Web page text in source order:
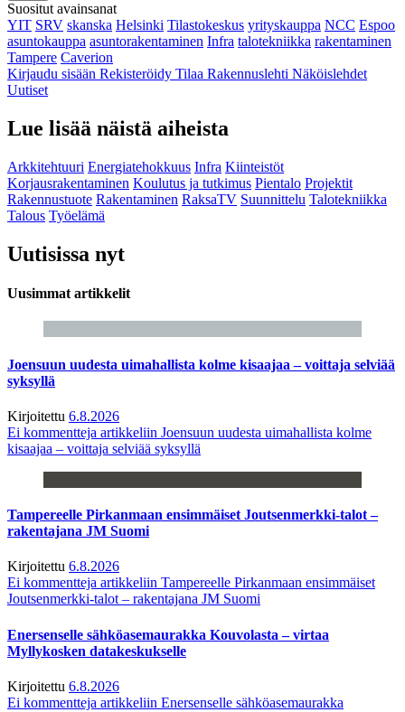
Suositut avainsanat
YIT SRV skanska Helsinki Tilastokeskus yrityskauppa NCC Espoo
asuntokauppa asuntorakentaminen Infra talotekniikka rakentaminen
Tampere Caverion
Kirjaudu sisään Rekisteröidy Tilaa Rakennuslehti Näköislehdet
Uutiset
Lue lisää näistä aiheista
Arkkitehtuuri Energiatehokkuus Infra Kiinteistöt
Korjausrakentaminen Koulutus ja tutkimus Pientalo Projektit
Rakennustuote Rakentaminen RaksaTV Suunnittelu Talotekniikka
Talous Työelämä
Uutisissa nyt
Uusimmat artikkelit
Joensuun uudesta uimahallista kolme kisaajaa – voittaja selviää
syksyllä
Kirjoitettu 6.8.2026
Ei kommentteja artikkeliin Joensuun uudesta uimahallista kolme
kisaajaa – voittaja selviää syksyllä
Tampereelle Pirkanmaan ensimmäiset Joutsenmerkki-talot –
rakentajana JM Suomi
Kirjoitettu 6.8.2026
Ei kommentteja artikkeliin Tampereelle Pirkanmaan ensimmäiset
Joutsenmerkki-talot – rakentajana JM Suomi
Enersenselle sähköasemaurakka Kouvolasta – virtaa
Myllykosken datakeskukselle
Kirjoitettu 6.8.2026
Ei kommentteja artikkeliin Enersenselle sähköasemaurakka